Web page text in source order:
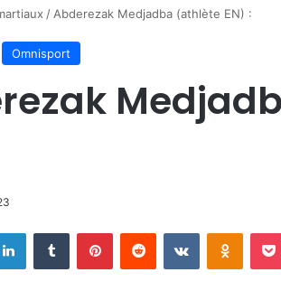
/ Abderezak Medjadba (athlète EN) :
Omnisport
LinkedinTumblr PinterestReddit VKontakte